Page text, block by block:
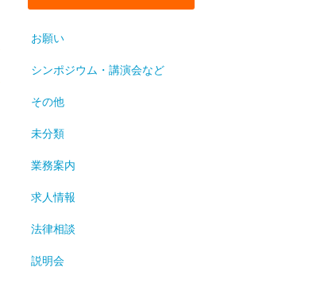
お願い
シンポジウム・講演会など
その他
未分類
業務案内
求人情報
法律相談
説明会